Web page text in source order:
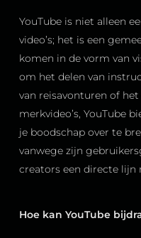
YouTube is niet alleen
video’s; het is een
komen in de vorm van
om het delen van
van reisavonturen of
merkvideo’s, YouTube
je boodschap over te
vanwege zijn
creators een directe lijn
Hoe kan YouTube